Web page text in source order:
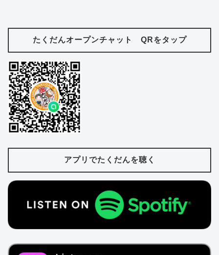
たくだんオープンチャット QRをタップ
アプリでたくだんを聴く